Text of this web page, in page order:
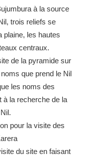
à la source
trois reliefs se
plaine, les hautes
centraux.
de la pyramide sur
que prend le Nil
les noms des
à la recherche de la
pour la visite des
du site en faisant